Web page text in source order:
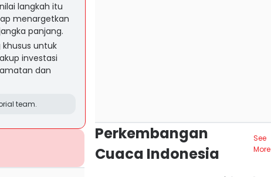
langkah itu
menargetkan
panjang.
untuk
investasi
dan
team.
Perkembangan
Cuaca Indonesia
See
More